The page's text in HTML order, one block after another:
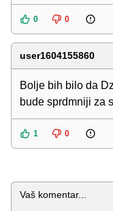
0 0
user1604155860
Bolje bih bilo da
bude sprdmniji za
1 0
Komentar